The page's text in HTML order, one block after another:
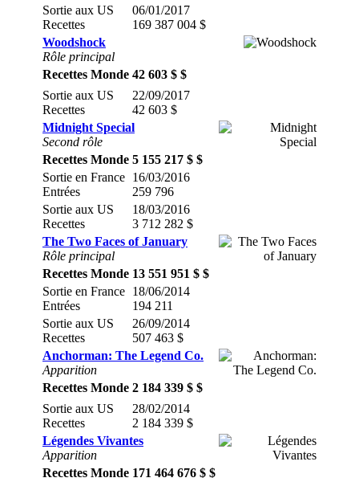
Sortie aux US
Recettes
06/01/2017
169 387 004 $
Woodshock
Rôle principal
Recettes Monde 42 603 $ $
Sortie aux US
Recettes
22/09/2017
42 603 $
Midnight Special
Second rôle
Recettes Monde 5 155 217 $ $
Sortie en France
Entrées
16/03/2016
259 796
Sortie aux US
Recettes
18/03/2016
3 712 282 $
The Two Faces of January
Rôle principal
Recettes Monde 13 551 951 $ $
Sortie en France
Entrées
18/06/2014
194 211
Sortie aux US
Recettes
26/09/2014
507 463 $
Anchorman: The Legend Co.
Apparition
Recettes Monde 2 184 339 $ $
Sortie aux US
Recettes
28/02/2014
2 184 339 $
Légendes Vivantes
Apparition
Recettes Monde 171 464 676 $ $